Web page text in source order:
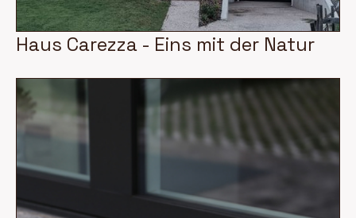
Haus Carezza - Eins mit der Natur